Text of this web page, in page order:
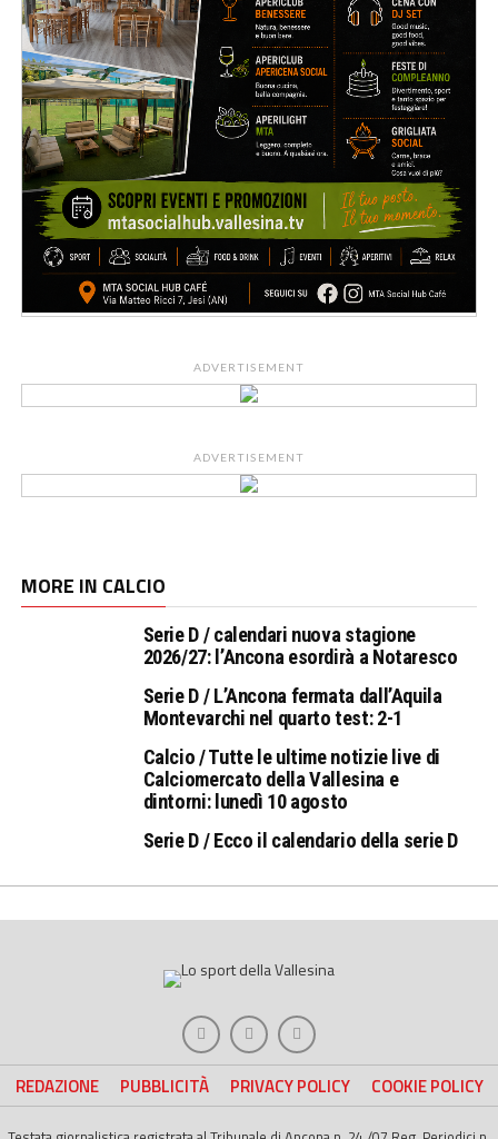
ADVERTISEMENT
ADVERTISEMENT
MORE IN CALCIO
Serie D / calendari nuova stagione
2026/27: l’Ancona esordirà a Notaresco
Serie D / L’Ancona fermata dall’Aquila
Montevarchi nel quarto test: 2-1
Calcio / Tutte le ultime notizie live di
Calciomercato della Vallesina e
dintorni: lunedì 10 agosto
Serie D / Ecco il calendario della serie D
REDAZIONE PUBBLICITÀ PRIVACY POLICY COOKIE POLICY